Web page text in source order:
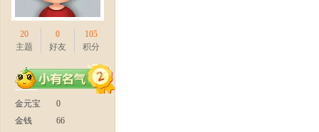
测
20
主题
0
好友
105
积分
金元宝
0
金钱
66